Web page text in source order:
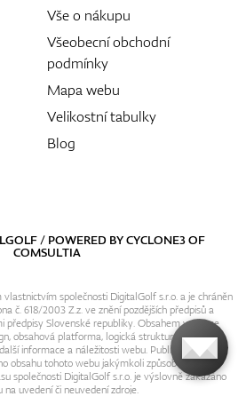
Vše o nákupu
Všeobecní obchodní
podmínky
Mapa webu
Velikostní tabulky
Blog
/ POWERED BYCYCLONE3OF
COMSULTIA
společnosti DigitalGolf s.r.o. a je chráněn
č. 618/2003 Z.z. ve znění pozdějších předpisů a
předpisy Slovenské republiky. Obsahem webu se
obsahová platforma, logická struktura, textový i
informace a náležitosti webu. Publikování resp.
obsahu tohoto webu jakýmkoli způsobem bez
společnosti DigitalGolf s.r.o. je výslovně zakázáno
na uvedení či neuvedení zdroje.